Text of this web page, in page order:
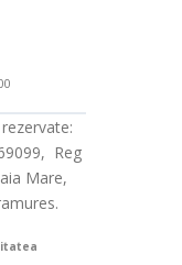
Reg
Mare,